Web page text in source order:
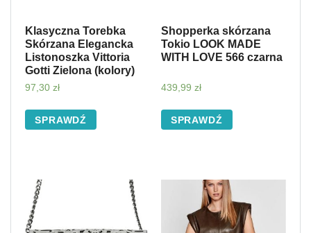
Klasyczna Torebka
Skórzana Elegancka
Listonoszka Vittoria
Gotti Zielona (kolory)
97,30 zł
SPRAWDŹ
Shopperka skórzana
Tokio LOOK MADE
WITH LOVE 566 czarna
439,99 zł
SPRAWDŹ